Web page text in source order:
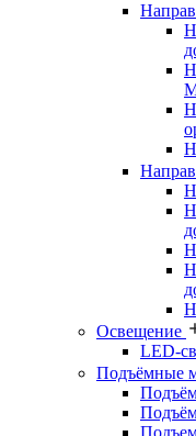
Освещение
LED-
Подъёмные